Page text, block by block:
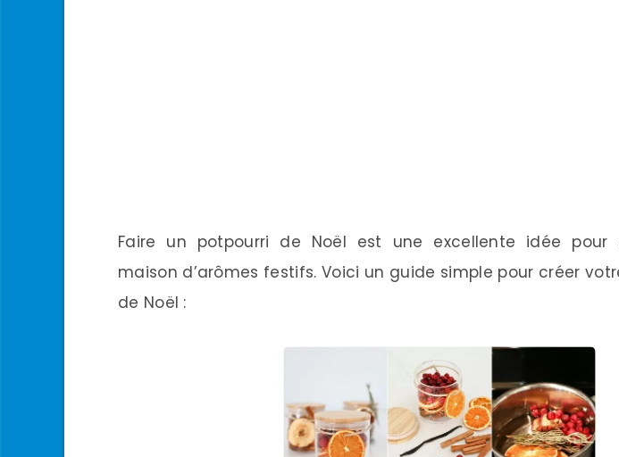
Faire un potpourri de Noël est une excellente idée pour
maison d’arômes festifs. Voici un guide simple pour créer
de Noël :